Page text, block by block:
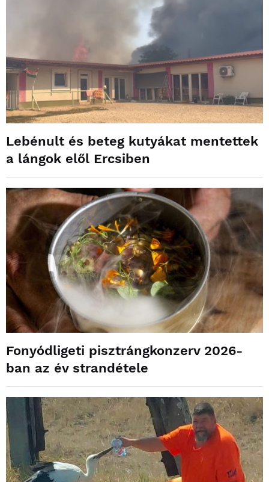
Lebénult és beteg kutyákat mentettek
a lángok elől Ercsiben
Fonyódligeti pisztrángkonzerv 2026-
ban az év strandétele